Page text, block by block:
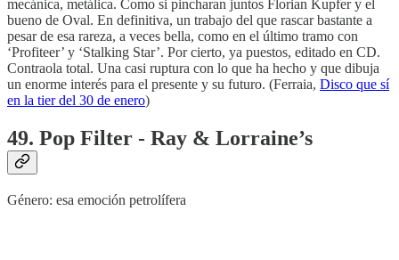
mecánica, metálica. Como si pincharan juntos Florian Kupfer y el
bueno de Oval. En definitiva, un trabajo del que rascar bastante a
pesar de esa rareza, a veces bella, como en el último tramo con
‘Profiteer’ y ‘Stalking Star’. Por cierto, ya puestos, editado en CD.
Contraola total. Una casi ruptura con lo que ha hecho y que dibuja
un enorme interés para el presente y su futuro. (Ferraia, Disco que sí
en la tier del 30 de enero)
49. Pop Filter - Ray & Lorraine’s
Género: esa emoción petrolífera